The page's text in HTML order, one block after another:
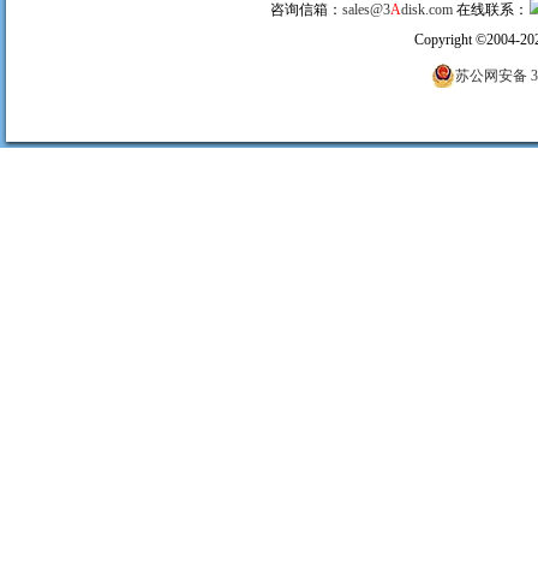
咨询信箱：sales@3Adisk.com 在线联系：
Copyright©2004-
苏公网安备